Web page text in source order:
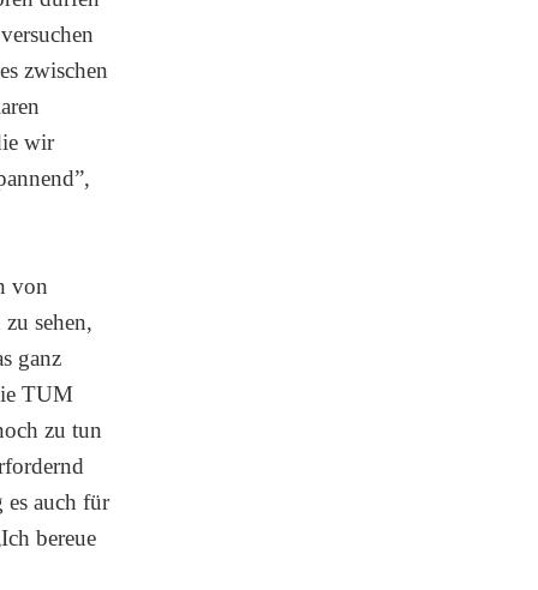
zwischen
wir
von
sehen,
ganz
TUM
zu tun
es auch für
bereue